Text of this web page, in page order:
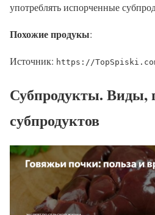
употреблять испорченные
Похожие продукы:
Источник: https://
Субпродукты. Виды,
субпродуктов